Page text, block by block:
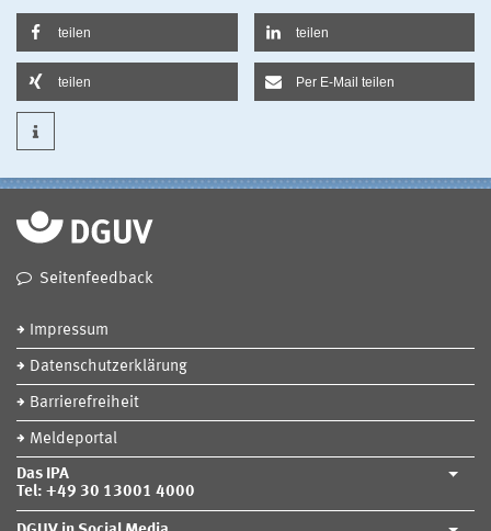
teilen teilen
teilen Per E-Mail teilen
Seitenfeedback
Impressum
Datenschutzerklärung
Barrierefreiheit
Meldeportal
Das IPA
Tel: +49 30 13001 4000